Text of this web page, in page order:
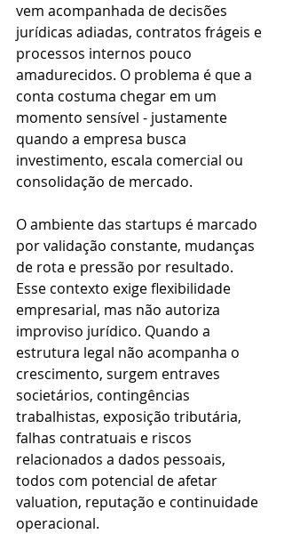
vem acompanhada de decisões
jurídicas adiadas, contratos frágeis e
processos internos pouco
amadurecidos. O problema é que a
conta costuma chegar em um
momento sensível - justamente
quando a empresa busca
investimento, escala comercial ou
consolidação de mercado.
O ambiente das startups é marcado
por validação constante, mudanças
de rota e pressão por resultado.
Esse contexto exige flexibilidade
empresarial, mas não autoriza
improviso jurídico. Quando a
estrutura legal não acompanha o
crescimento, surgem entraves
societários, contingências
trabalhistas, exposição tributária,
falhas contratuais e riscos
relacionados a dados pessoais,
todos com potencial de afetar
valuation, reputação e continuidade
operacional.